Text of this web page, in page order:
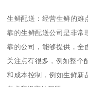
生鲜配送：经营生鲜的难
靠的生鲜配送公司是非常
靠的公司，能够提供，全
关注点有很多，例如整个
和成本控制，例如生鲜新